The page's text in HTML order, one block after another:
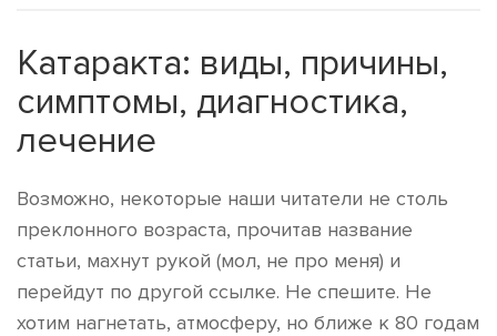
Катаракта: виды, причины,
симптомы, диагностика,
лечение
Возможно, некоторые наши читатели не столь
преклонного возраста, прочитав название
статьи, махнут рукой (мол, не про меня) и
перейдут по другой ссылке. Не спешите. Не
хотим нагнетать, атмосферу, но ближе к 80 годам